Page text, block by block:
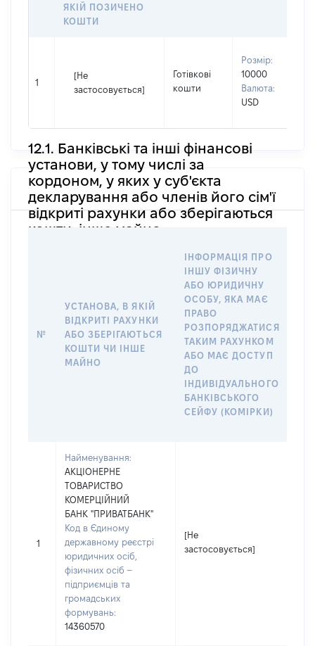
ЯКІЙ ПОЗИЧЕНО
КОШТИ
1
[Не
застосовується]
Готівкові
кошти
Розмір:
10000
Валюта:
USD
12.1. Банківські та інші фінансові
установи, у тому числі за
кордоном, у яких у суб'єкта
декларування або членів його сім'ї
відкриті рахунки або зберігаються
кошти, інше майно
№
УСТАНОВА, В ЯКІЙ
ВІДКРИТІ РАХУНКИ
АБО ЗБЕРІГАЮТЬСЯ
КОШТИ ЧИ ІНШЕ
МАЙНО
ІНФОРМАЦІЯ ПРО
ІНШУ ФІЗИЧНУ
АБО ЮРИДИЧНУ
ОСОБУ, ЯКА МАЄ
ПРАВО
РОЗПОРЯДЖАТИСЯ
ТАКИМ РАХУНКОМ
АБО МАЄ ДОСТУП
ДО
ІНДИВІДУАЛЬНОГО
БАНКІВСЬКОГО
СЕЙФУ (КОМІРКИ)
1
Найменування:
АКЦІОНЕРНЕ
ТОВАРИСТВО
КОМЕРЦІЙНИЙ
БАНК "ПРИВАТБАНК"
Код в Єдиному
державному реєстрі
юридичних осіб,
фізичних осіб –
підприємців та
громадських
формувань:
14360570
[Не
застосовується]